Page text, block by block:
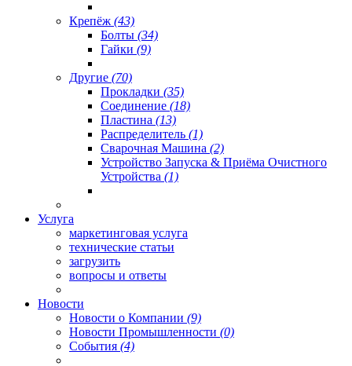
Крепёж (43)
Болты (34)
Гайки (9)
Другие (70)
Прокладки (35)
Соединение (18)
Пластина (13)
Распределитель (1)
Сварочная Машина (2)
Устройство Запуска & Приёма Очистного
Устройства (1)
Услуга
маркетинговая услуга
технические статьи
загрузить
вопросы и ответы
Новости
Новости о Компании (9)
Новости Промышленности (0)
События (4)